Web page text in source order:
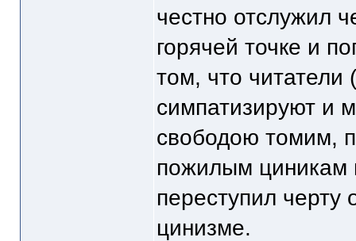
честно отслужил
горячей точке и
том, что читатели
симпатизируют и
свободою томим,
пожилым циникам
переступил черту
цинизме.